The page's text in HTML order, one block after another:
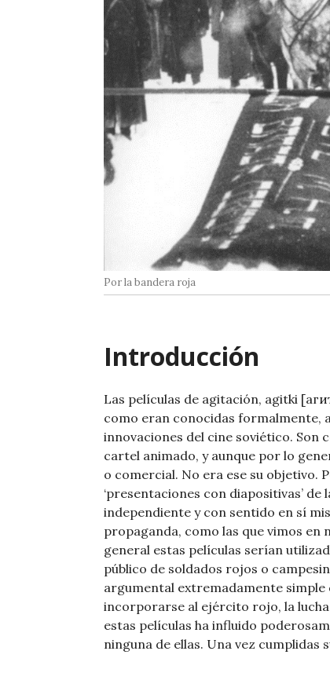
Por la bandera roja
Introducción
Las películas de agitación, agitki
como eran conocidas formalmente,
innovaciones del cine soviético. Son
cartel animado, y aunque por lo
o comercial. No era ese su objetivo.
‘presentaciones con diapositivas’
independiente y con sentido en sí
propaganda, como las que vimos
general estas películas serían
público de soldados rojos o
argumental extremadamente
incorporarse al ejército rojo, la
estas películas ha influido
ninguna de ellas. Una vez